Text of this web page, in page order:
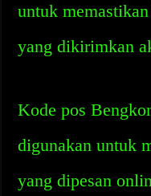
untuk
yang dikirimkan
Kode pos
digunakan untuk
yang dipesan